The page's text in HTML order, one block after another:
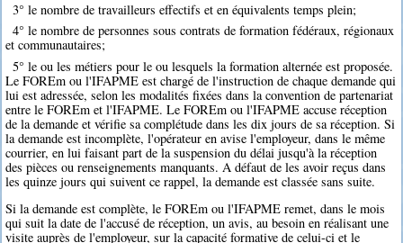
3° le nombre de travailleurs effectifs et en équivalents temps plein;
4° le nombre de personnes sous contrats de formation fédéraux, régionaux
et communautaires;
5° le ou les métiers pour le ou lesquels la formation alternée est proposée.
Le FOREm ou l'IFAPME est chargé de l'instruction de chaque demande qui
lui est adressée, selon les modalités fixées dans la convention de partenariat
entre le FOREm et l'IFAPME. Le FOREm ou l'IFAPME accuse réception
de la demande et vérifie sa complétude dans les dix jours de sa réception. Si
la demande est incomplète, l'opérateur en avise l'employeur, dans le même
courrier, en lui faisant part de la suspension du délai jusqu'à la réception
des pièces ou renseignements manquants. A défaut de les avoir reçus dans
les quinze jours qui suivent ce rappel, la demande est classée sans suite.
Si la demande est complète, le FOREm ou l'IFAPME remet, dans le mois
qui suit la date de l'accusé de réception, un avis, au besoin en réalisant une
visite auprès de l'employeur, sur la capacité formative de celui-ci et le